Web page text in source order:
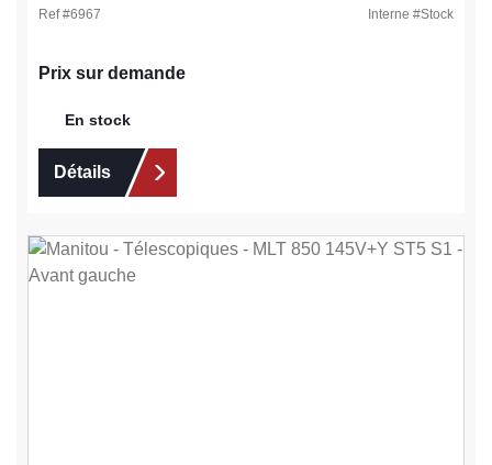
Ref #6967 Interne #Stock
Prix sur demande
En stock
Détails